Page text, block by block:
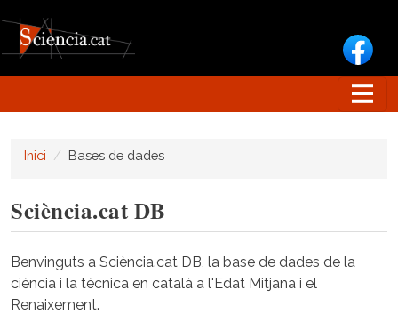
Inici Bases de dades
Sciència.cat DB
Benvinguts a Sciència.cat DB, la base de dades de la
ciència i la tècnica en català a l'Edat Mitjana i el
Renaixement.